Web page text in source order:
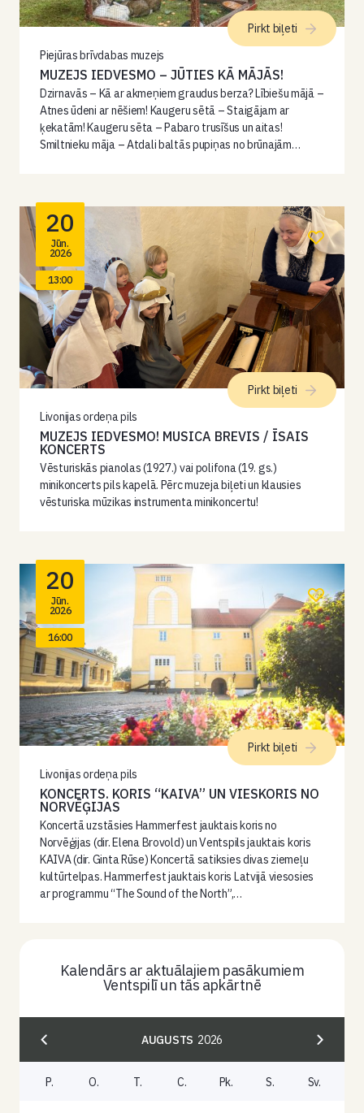
Piejūras brīvdabas muzejs
MUZEJS IEDVESMO – JŪTIES KĀ MĀJĀS!
Dzirnavās – Kā ar akmeņiem graudus berza? Lībiešu mājā –
Atnes ūdeni ar nēšiem! Kaugeru sētā – Staigājam ar
ķekatām! Kaugeru sēta – Pabaro trusīšus un aitas!
Smiltnieku māja – Atdali baltās pupiņas no brūnajām…
Pirkt biļeti
20
Jūn.
2026
13:00
Livonijas ordeņa pils
MUZEJS IEDVESMO! MUSICA BREVIS / ĪSAIS
KONCERTS
Vēsturiskās pianolas (1927.) vai polifona (19. gs.)
minikoncerts pils kapelā. Pērc muzeja biļeti un klausies
vēsturiska mūzikas instrumenta minikoncertu!
Pirkt biļeti
20
Jūn.
2026
16:00
Livonijas ordeņa pils
KONCERTS. KORIS “KAIVA” UN VIESKORIS NO
NORVĒĢIJAS
Koncertā uzstāsies Hammerfest jauktais koris no
Norvēģijas (dir. Elena Brovold) un Ventspils jauktais koris
KAIVA (dir. Ginta Rūse) Koncertā satiksies divas ziemeļu
kultūrtelpas. Hammerfest jauktais koris Latvijā viesosies
ar programmu “The Sound of the North”,…
Pirkt biļeti
Kalendārs ar aktuālajiem pasākumiem
Ventspilī un tās apkārtnē
AUGUSTS 2026
P. O. T. C. Pk. S. Sv.